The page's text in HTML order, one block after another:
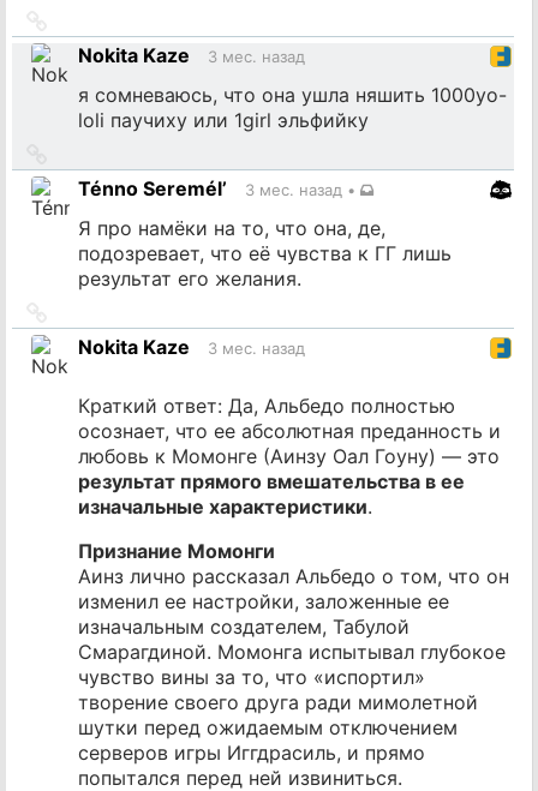
на
источник
Nokita Kaze 3 мес. назад
я сомневаюсь, что она ушла няшить 1000yo-
loli паучиху или 1girl эльфийку
на
источник
Ténno Seremél’ 3 мес. назад •
Я про намёки на то, что она, де,
подозревает, что её чувства к ГГ лишь
результат его желания.
на
источник
Nokita Kaze 3 мес. назад
Краткий ответ: Да, Альбедо полностью
осознает, что ее абсолютная преданность и
любовь к Момонге (Аинзу Оал Гоуну) — это
результат прямого вмешательства в ее
изначальные характеристики.
Признание Момонги
Аинз лично рассказал Альбедо о том, что он
изменил ее настройки, заложенные ее
изначальным создателем, Табулой
Смарагдиной. Момонга испытывал глубокое
чувство вины за то, что «испортил»
творение своего друга ради мимолетной
шутки перед ожидаемым отключением
серверов игры Иггдрасиль, и прямо
попытался перед ней извиниться.